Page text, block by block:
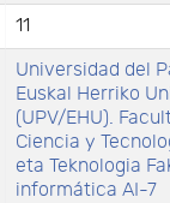
11
Universidad del
Euskal Herriko
(UPV/EHU).
Ciencia y
eta Teknologia
informática AI-7